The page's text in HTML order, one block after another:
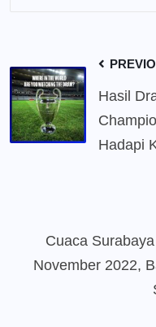
Hasil
Hadapi
Cuaca
November 2022,